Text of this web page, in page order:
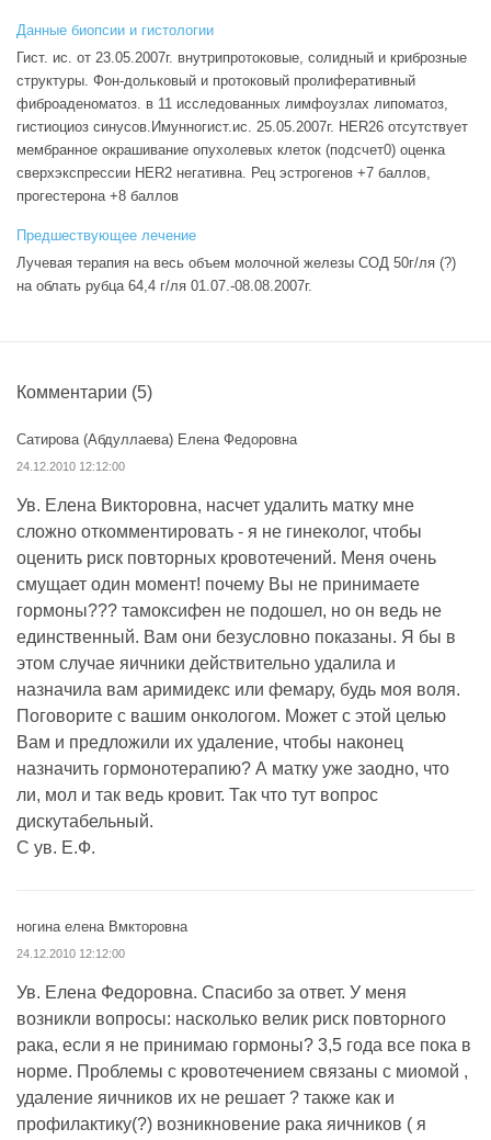
Данные биопсии и гистологии
Гист. ис. от 23.05.2007г. внутрипротоковые, солидный и криброзные
структуры. Фон-дольковый и протоковый пролиферативный
фиброаденоматоз. в 11 исследованных лимфоузлах липоматоз,
гистиоциоз синусов.Имунногист.ис. 25.05.2007г. HER26 отсутствует
мембранное окрашивание опухолевых клеток (подсчет0) оценка
сверхэкспрессии HER2 негативна. Рец эстрогенов +7 баллов,
прогестерона +8 баллов
Предшествующее лечение
Лучевая терапия на весь объем молочной железы СОД 50г/ля (?)
на облать рубца 64,4 г/ля 01.07.-08.08.2007г.
Комментарии (5)
Сатирова (Абдуллаева) Елена Федоровна
24.12.2010 12:12:00
Ув. Елена Викторовна, насчет удалить матку мне
сложно откомментировать - я не гинеколог, чтобы
оценить риск повторных кровотечений. Меня очень
смущает один момент! почему Вы не принимаете
гормоны??? тамоксифен не подошел, но он ведь не
единственный. Вам они безусловно показаны. Я бы в
этом случае яичники действительно удалила и
назначила вам аримидекс или фемару, будь моя воля.
Поговорите с вашим онкологом. Может с этой целью
Вам и предложили их удаление, чтобы наконец
назначить гормонотерапию? А матку уже заодно, что
ли, мол и так ведь кровит. Так что тут вопрос
дискутабельный.
С ув. Е.Ф.
ногина елена Вмкторовна
24.12.2010 12:12:00
Ув. Елена Федоровна. Спасибо за ответ. У меня
возникли вопросы: насколько велик риск повторного
рака, если я не принимаю гормоны? 3,5 года все пока в
норме. Проблемы с кровотечением связаны с миомой ,
удаление яичников их не решает ? также как и
профилактику(?) возникновение рака яичников ( я